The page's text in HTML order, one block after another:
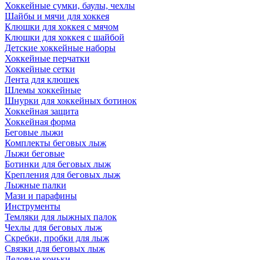
Хоккейные сумки, баулы, чехлы
Шайбы и мячи для хоккея
Клюшки для хоккея с мячом
Клюшки для хоккея с шайбой
Детские хоккейные наборы
Хоккейные перчатки
Хоккейные сетки
Лента для клюшек
Шлемы хоккейные
Шнурки для хоккейных ботинок
Хоккейная защита
Хоккейная форма
Беговые лыжи
Комплекты беговых лыж
Лыжи беговые
Ботинки для беговых лыж
Крепления для беговых лыж
Лыжные палки
Мази и парафины
Инструменты
Темляки для лыжных палок
Чехлы для беговых лыж
Скребки, пробки для лыж
Связки для беговых лыж